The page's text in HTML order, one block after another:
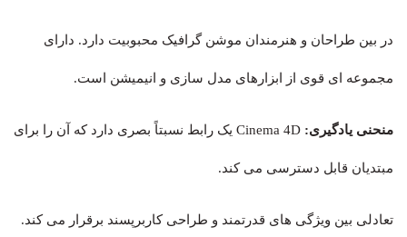
در بین طراحان و هنرمندان موشن گرافیک محبوبیت دارد. دارای
مجموعه ای قوی از ابزارهای مدل سازی و انیمیشن است.
منحنی یادگیری: Cinema 4D یک رابط نسبتاً بصری دارد که آن را برای
مبتدیان قابل دسترسی می کند.
تعادلی بین ویژگی های قدرتمند و طراحی کاربرپسند برقرار می کند.